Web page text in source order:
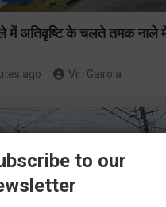
में अतिवृष्टि के चलते तमक नाले
ago Viri Gairola
to our